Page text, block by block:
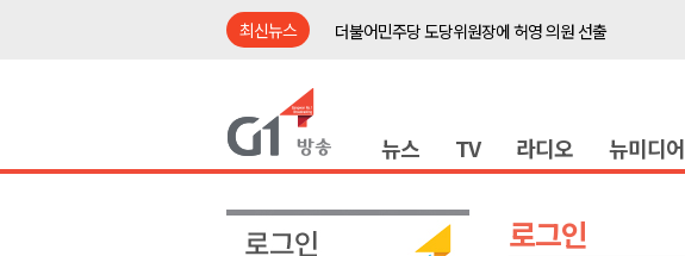
최신뉴스
더불어민주당 도당위원장에 허영 의원 선출
평창 전지훈련 성지..선수들 구슬땀
강원도 반려동물지원센터, 참여형 프로그램 신설
뉴스 TV 라디오 뉴미디어
로그인